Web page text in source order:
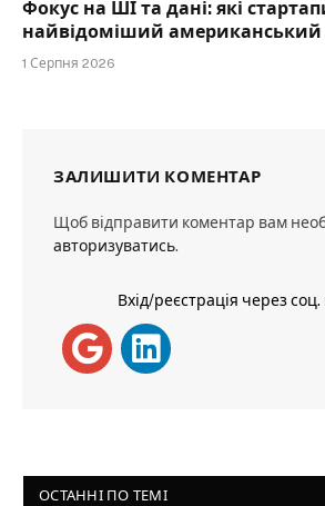
Фокус на ШІ та дані: які
найвідоміший американський
1 Серпня 2026
ЗАЛИШИТИ КОМЕНТАР
Щоб відправити коментар вам
авторизуватись.
Вхід/реєстрація через
ОСТАННІ ПО ТЕМІ